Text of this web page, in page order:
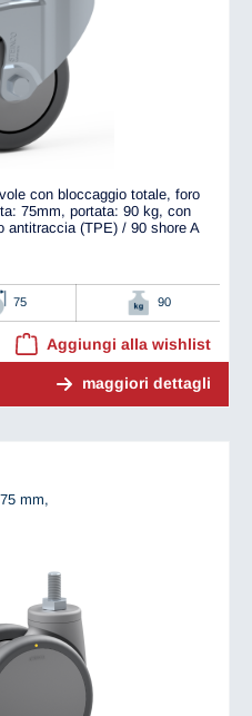
con bloccaggio totale, foro
75mm, portata: 90 kg, con
antitraccia (TPE) / 90 shore A
75 90
Aggiungi alla wishlist
maggiori dettagli
mm,